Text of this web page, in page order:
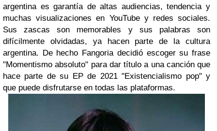
argentina es garantía de altas audiencias, tendencia y
muchas visualizaciones en YouTube y redes sociales.
Sus zascas son memorables y sus palabras son
difícilmente olvidadas, ya hacen parte de la cultura
argentina. De hecho Fangoria decidió escoger su frase
"Momentismo absoluto" para dar título a una canción que
hace parte de su EP de 2021 "Existencialismo pop" y
que puede disfrutarse en todas las plataformas.